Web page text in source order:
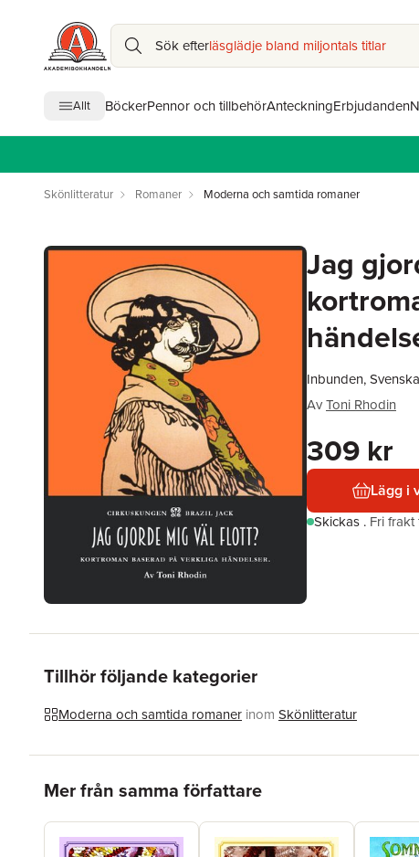
Sök efterläsglädje bland miljontals titlar
Allt BöckerPennor och tillbehörAnteckningErbjudanden
Skönlitteratur Romaner Moderna och samtida romaner
Jag
Inbunden,
AvToni Rhodin
309 kr
Lägg i
Skickas . Fri
Tillhör följande kategorier
Moderna och samtida romaner inom Skönlitteratur
Mer från samma författare